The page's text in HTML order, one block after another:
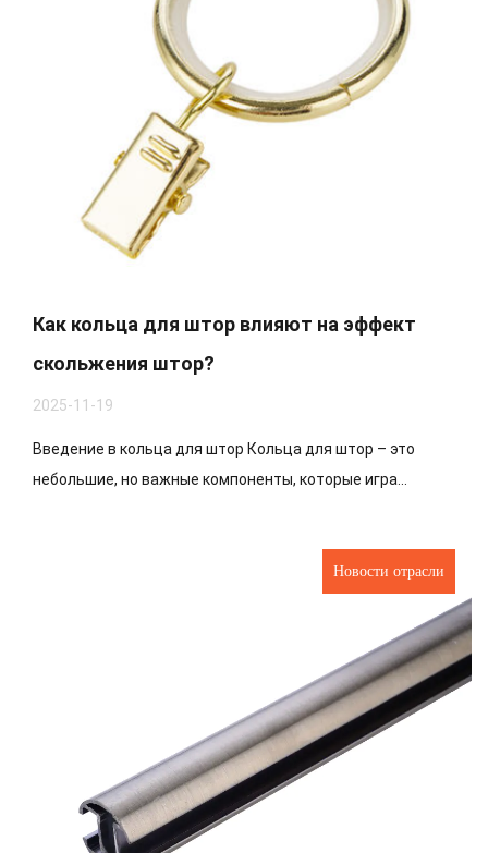
Как кольца для штор влияют на эффект
скольжения штор?
2025-11-19
Введение в кольца для штор Кольца для штор – это
небольшие, но важные компоненты, которые игра...
Новости отрасли